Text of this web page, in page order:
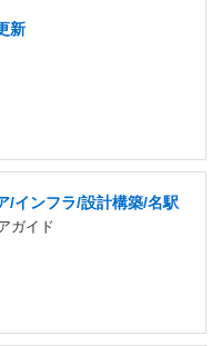
新
/インフラ/設計構築/名駅
ガイド